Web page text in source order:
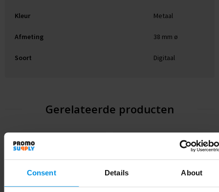
Consent Details About
Kleur Metaal
Afmeting 38 mm ø
Soort Digitaal
Gerelateerde producten